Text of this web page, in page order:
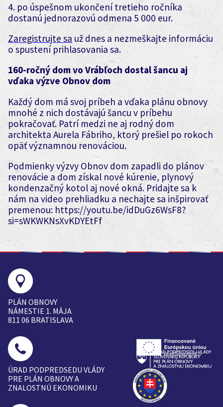
4. po úspešnom ukončení tretieho ročníka
dostanú jednorazovú odmena 5 000 eur.
Zaregistrujte sa už dnes a nezmeškajte informáciu
o spustení prihlasovania sa.
160-ročný dom vo Vrábľoch dostal šancu aj
vďaka výzve Obnov dom
Každý dom má svoj príbeh a vďaka plánu obnovy
mnohé z nich dostávajú šancu v príbehu
pokračovať. Patrí medzi ne aj rodný dom
architekta Aurela Fábriho, ktorý prešiel po rokoch
opäť významnou renováciou.
Podmienky výzvy Obnov dom zapadli do plánov
renovácie a dom získal nové kúrenie, plynový
kondenzačný kotol aj nové okná. Pridajte sa k
nám na video prehliadku a nechajte sa inšpirovať
premenou: https://youtu.be/idDuGz6WsF8?
si=sWKWKNsXvKDYEtFf
PLÁN OBNOVY
NÁMESTIE 1. MÁJA
811 06 BRATISLAVA
ÚRAD PODPREDSEDU VLÁDY
PRE PLÁN OBNOVY A
ZNALOSTNÚ EKONOMIKU